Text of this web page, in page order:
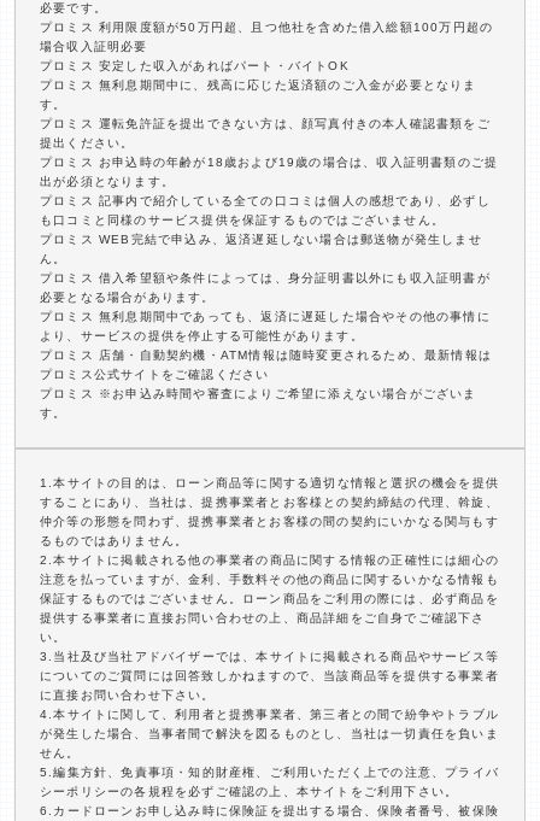
必要です。
プロミス 利用限度額が50万円超、且つ他社を含めた借入総額100万円超の
場合収入証明必要
プロミス 安定した収入があればパート・バイトOK
プロミス 無利息期間中に、残高に応じた返済額のご入金が必要となりま
す。
プロミス 運転免許証を提出できない方は、顔写真付きの本人確認書類をご
提出ください。
プロミス お申込時の年齢が18歳および19歳の場合は、収入証明書類のご提
出が必須となります。
プロミス 記事内で紹介している全ての口コミは個人の感想であり、必ずし
も口コミと同様のサービス提供を保証するものではございません。
プロミス WEB完結で申込み、返済遅延しない場合は郵送物が発生しませ
ん。
プロミス 借入希望額や条件によっては、身分証明書以外にも収入証明書が
必要となる場合があります。
プロミス 無利息期間中であっても、返済に遅延した場合やその他の事情に
より、サービスの提供を停止する可能性があります。
プロミス 店舗・自動契約機・ATM情報は随時変更されるため、最新情報は
プロミス公式サイトをご確認ください
プロミス ※お申込み時間や審査によりご希望に添えない場合がございま
す。
1.本サイトの目的は、ローン商品等に関する適切な情報と選択の機会を提供
することにあり、当社は、提携事業者とお客様との契約締結の代理、斡旋、
仲介等の形態を問わず、提携事業者とお客様の間の契約にいかなる関与もす
るものではありません。
2.本サイトに掲載される他の事業者の商品に関する情報の正確性には細心の
注意を払っていますが、金利、手数料その他の商品に関するいかなる情報も
保証するものではございません。ローン商品をご利用の際には、必ず商品を
提供する事業者に直接お問い合わせの上、商品詳細をご自身でご確認下さ
い。
3.当社及び当社アドバイザーでは、本サイトに掲載される商品やサービス等
についてのご質問には回答致しかねますので、当該商品等を提供する事業者
に直接お問い合わせ下さい。
4.本サイトに関して、利用者と提携事業者、第三者との間で紛争やトラブル
が発生した場合、当事者間で解決を図るものとし、当社は一切責任を負いま
せん。
5.編集方針、免責事項・知的財産権、ご利用いただく上での注意、プライバ
シーポリシーの各規程を必ずご確認の上、本サイトをご利用下さい。
6.カードローンお申し込み時に保険証を提出する場合、保険者番号、被保険